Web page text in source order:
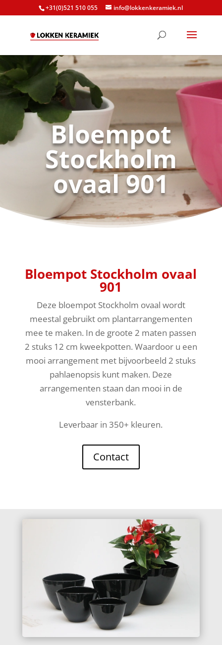
+31(0)521 510 055 info@lokkenkeramiek.nl
Bloempot
Stockholm
ovaal 901
Bloempot Stockholm ovaal
901
Deze bloempot Stockholm ovaal wordt
meestal gebruikt om plantarrangementen
mee te maken. In de groote 2 maten passen
2 stuks 12 cm kweekpotten. Waardoor u een
mooi arrangement met bijvoorbeeld 2 stuks
pahlaenopsis kunt maken. Deze
arrangementen staan dan mooi in de
vensterbank.
Leverbaar in 350+ kleuren.
Contact